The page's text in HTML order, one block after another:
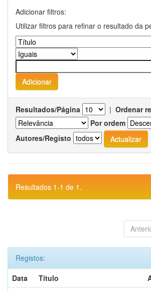
Adicionar filtros:
Utilizar filtros para refinar o resultado da
Resultados/Página | Ordenar
Por ordem
Autores/Registo
Resultados 1-1 de 1.
Registos:
Data
Título